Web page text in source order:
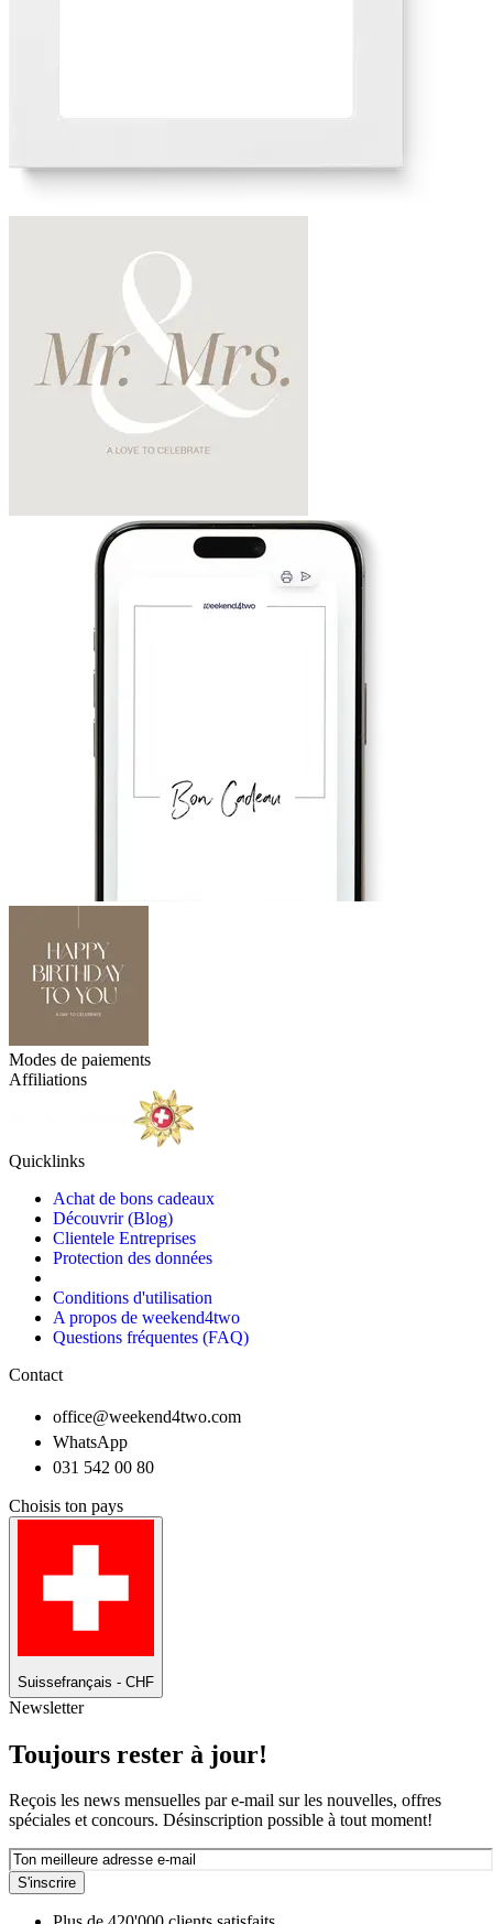
Modes de paiements
Affiliations
Quicklinks
Achat de bons cadeaux
Découvrir (Blog)
Clientele Entreprises
Protection des données
Conditions d'utilisation
A propos de weekend4two
Questions fréquentes (FAQ)
Contact
office@weekend4two.com
WhatsApp
031 542 00 80
Choisis ton pays
Suissefrançais - CHF
Newsletter
Toujours rester à jour!
Reçois les news mensuelles par e-mail sur les nouvelles, offres
spéciales et concours. Désinscription possible à tout moment!
S'inscrire